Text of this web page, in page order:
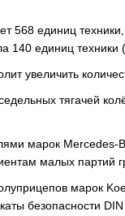
568 единиц
140 единиц техники
увеличить
тягачей
марок
малых партий
марок
безопасности